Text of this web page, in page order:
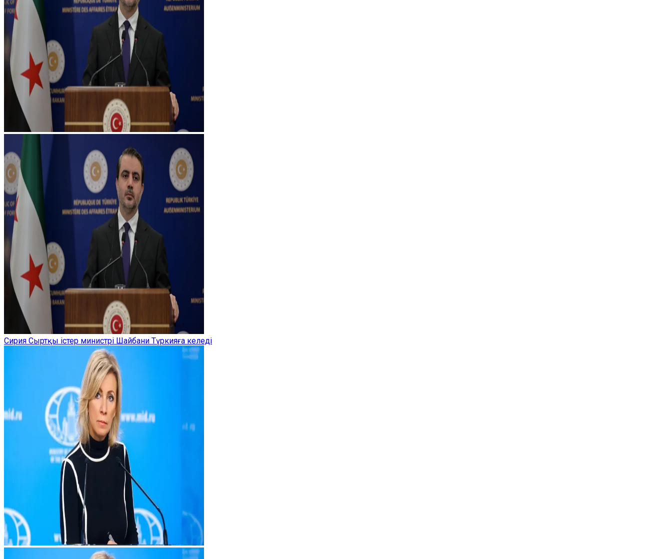
Сирия Сыртқы істер министрі Шайбани Түркияға келеді